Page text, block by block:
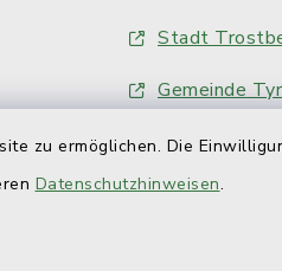
zu ermöglichen. Die
Datenschutzhinweisen.
Stadt
Gemeinde
Markt